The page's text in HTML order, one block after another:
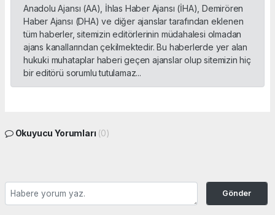
Anadolu Ajansı (AA), İhlas Haber Ajansı (İHA), Demirören
Haber Ajansı (DHA) ve diğer ajanslar tarafından eklenen
tüm haberler, sitemizin editörlerinin müdahalesi olmadan
ajans kanallarından çekilmektedir. Bu haberlerde yer alan
hukuki muhataplar haberi geçen ajanslar olup sitemizin hiç
bir editörü sorumlu tutulamaz...
Okuyucu Yorumları (0)
Gönder